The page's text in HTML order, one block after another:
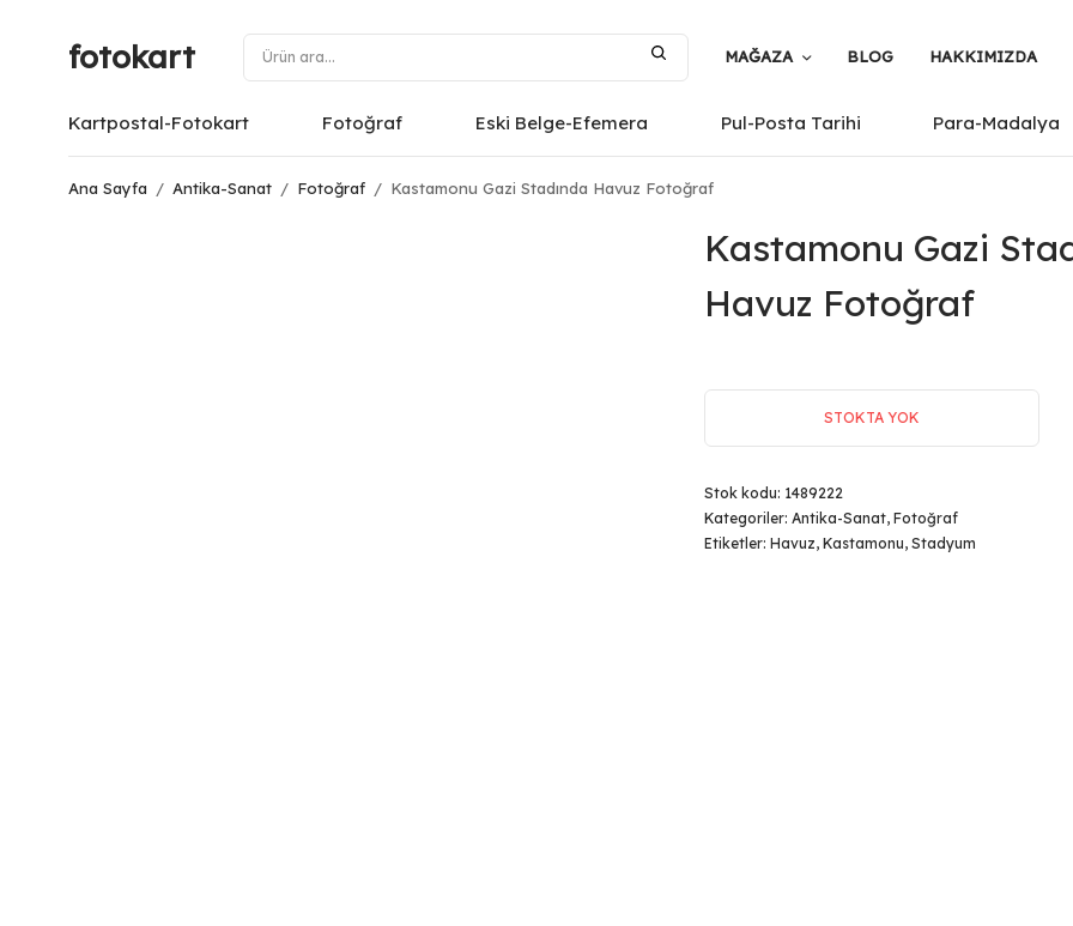
fotokart MAĞAZA BLOG HAKKIMIZDA
Kartpostal-Fotokart Fotoğraf Eski Belge-Efemera Pul-Posta Tarihi Para-Madalya
Ana Sayfa / Antika-Sanat / Fotoğraf / Kastamonu Gazi Stadında Havuz Fotoğraf
Kastamonu Gazi
Havuz Fotoğraf
STOKTA YOK
Stok kodu: 1489222
Kategoriler: Antika-Sanat, Fotoğraf
Etiketler: Havuz, Kastamonu, Stadyum